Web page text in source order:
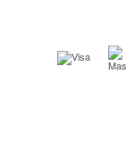
Kimidori PRINT,